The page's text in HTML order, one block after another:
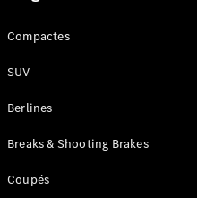
100%
Services
Compactes
SUV
Berlines
Breaks & Shooting Brakes
Coupés